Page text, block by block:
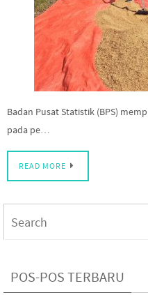
Badan Pusat Statistik (BPS)
pada pe…
READ MORE
POS-POS TERBARU